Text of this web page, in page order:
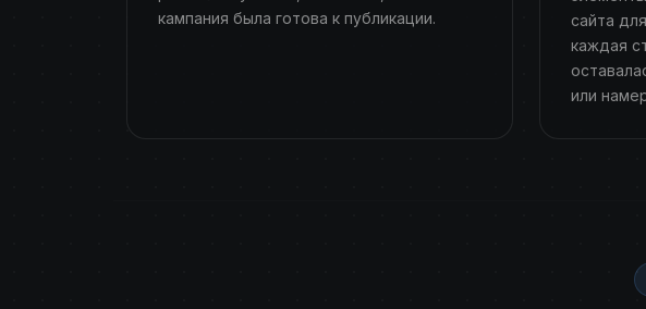
кампания была готова к публикации.
сайта
каждая
или